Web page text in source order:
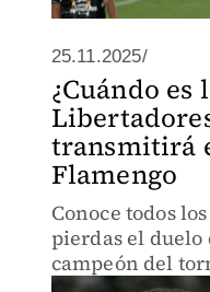
25.11.2025/
¿Cuándo
transmitirá
Flamengo
Conoce todos
pierdas el
campeón del